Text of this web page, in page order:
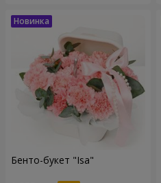
Бенто-букет "Isa"